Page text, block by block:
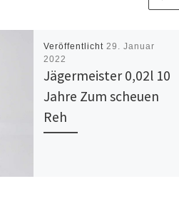
Veröffentlicht 29. Januar
2022
Jägermeister 0,02l 10
Jahre Zum scheuen
Reh